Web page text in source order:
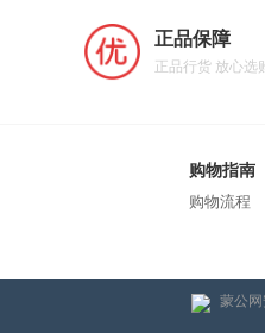
正品保障
正品行货 放心选
购物指南
购物流程
蒙公